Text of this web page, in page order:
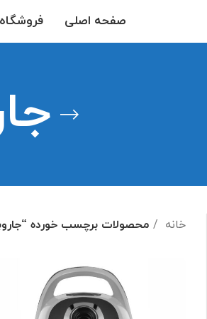
صفحه اصلی فروشگاه
خانه محصولات برچسب خورده